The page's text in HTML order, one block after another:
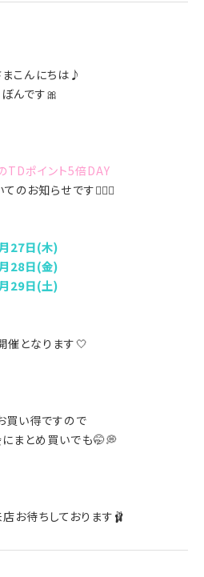
こんにちは♪
ぼんです🎀
TDポイント5倍DAY
のお知らせです💁🏻‍♀️
27日(木)
28日(金)
29日(土)
催となります🤍
買い得ですので
まとめ買いでも🤭💭
お待ちしております🩰